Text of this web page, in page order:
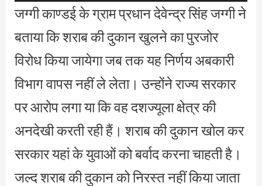
जग्गी काण्डई के ग्राम प्रधान देवेन्द्र सिंह जग्गी ने
बताया कि शराब की दुकान खुलने का पुरजोर
विरोध किया जायेगा जब तक यह निर्णय अबकारी
विभाग वापस नहीं ले लेता। उन्होंने राज्य सरकार
पर आरोप लगा या कि वह दशज्यूला क्षेत्र की
अनदेखी करती रही हैं। शराब की दुकान खोल कर
सरकार यहां के युवाओं को बर्वाद करना चाहती है।
जल्द शराब की दुकान को निरस्त नहीं किया जाता